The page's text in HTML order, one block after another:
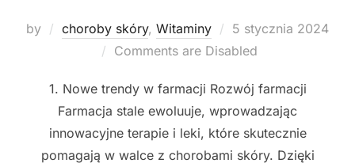
by choroby skóry, Witaminy
Posted
on
5 stycznia 2024
Comments are Disabled
1. Nowe trendy w farmacji Rozwój farmacji
Farmacja stale ewoluuje, wprowadzając
innowacyjne terapie i leki, które skutecznie
pomagają w walce z chorobami skóry. Dzięki